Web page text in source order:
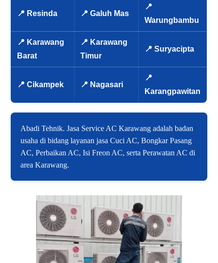
📍 Resinda 📍 Galuh Mas
📍
Warungbambu
📍 Karawang
Barat
📍 Karawang
Timur
📍 Suryacipta
📍 Cikampek 📍 Nagasari
📍
Karangpawitan
Abadi Tehnik. Jasa Service AC Karawang adalah badan
usaha di bidang layanan jasa Cuci AC, Bongkar Pasang
AC, Perbaikan AC, Isi Freon AC, serta Perawatan AC di
area Karawang.